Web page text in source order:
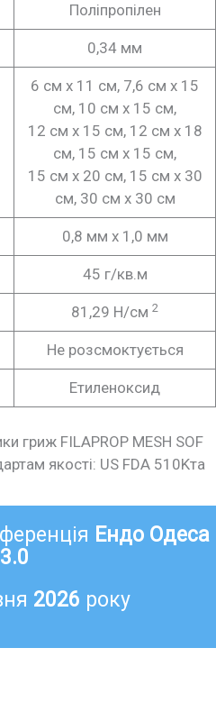
Поліпропілен
0,34 мм
6 см x 11 см, 7,6 см x 15
см, 10 см x 15 см,
12 см x 15 см, 12 см x 18
см, 15 см x 15 см,
15 см x 20 см, 15 см x 30
см, 30 см x 30 см
0,8 мм х 1,0 мм
45 г/кв.м
81,29 Н/см 2
Не розсмоктується
Етиленоксид
гриж FILAPROP MESH SOF
якості: US FDA 510Kта
Ендо Одеса
3.0
2026 року